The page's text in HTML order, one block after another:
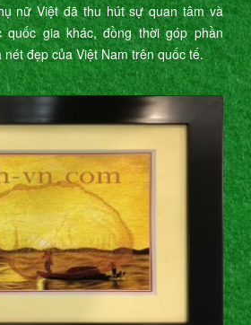
nữ Việt đã thu hút sự quan tâm và
gia khác, đồng thời góp phần
đẹp của Việt Nam trên quốc tế.